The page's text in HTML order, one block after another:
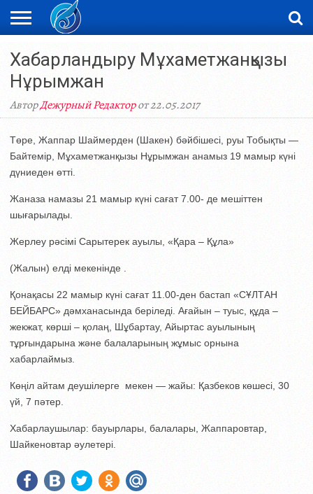
ЖАҢАЛЫҚТАР
НОВОСТИ
ВИДЕО
ФОТОРЕПОРТАЖИ
ОРКЕН
LIVETV
Хабарландыру Мұхаметжанқызы
Нұрымжан
АвторДежурный Редакторот 22.05.2017
Төре, Жаппар Шаймерден (Шакен) бәйбішесі, руы Тобықты —
Байтемір, Мұхаметжанқызы Нұрымжан анамыз 19 мамыр күні
дүниеден өтті.
Жаназа намазы 21 мамыр күні сағат 7.00- де мешіттен
шығарылады.
Жерлеу рәсімі Сарытерек ауылы, «Қара – Құла»
(Жалын) елді мекенінде .
Қонақасы 22 мамыр күні сағат 11.00-ден бастап «СҰЛТАН
БЕЙБАРС» дәмханасында беріледі. Ағайын – туыс, құда –
жекжат, көрші – қолаң, Шұбартау, Айыртас ауылының
тұрғындарына және балаларының жұмыс орнына
хабарлаймыз.
Көңіл айтам деушілерге мекен — жайы: Қазбеков көшесі, 30
үй, 7 пәтер.
Хабарлаушылар: бауырлары, балалары, Жаппаровтар,
Шайкеновтар әулетері.